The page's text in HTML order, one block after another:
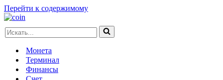
Перейти к содержимому
Искать...
Монета
Терминал
Финансы